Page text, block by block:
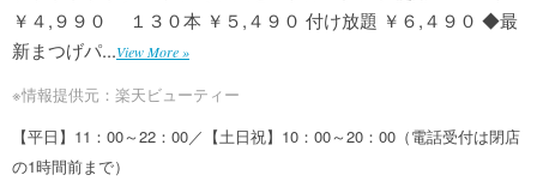
￥４,９９０ １３０本 ￥５,４９０ 付け放題 ￥６,４９０ ◆最
新まつげパ...View More »
※情報提供元：楽天ビューティー
【平日】11：00～22：00／【土日祝】10：00～20：00（電話受付は閉店
の1時間前まで）